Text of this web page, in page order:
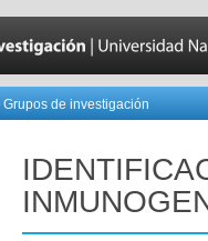
Grupos de investigación